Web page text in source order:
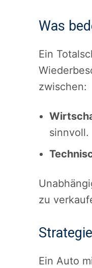
Was
Ein
zwischen:
sinnvoll.
zu
Ein Auto